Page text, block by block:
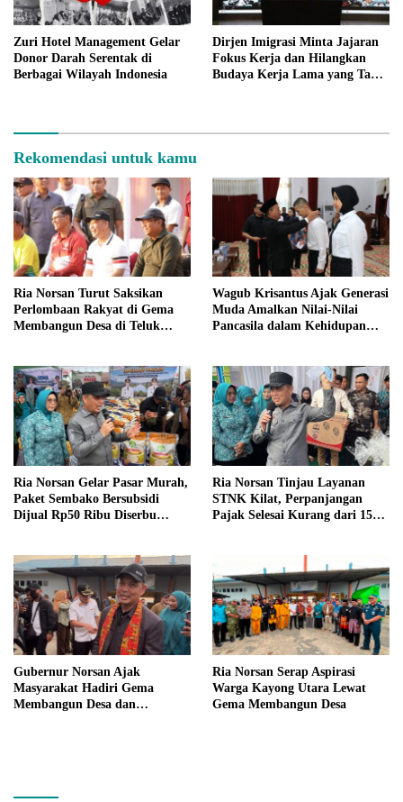
Zuri Hotel Management Gelar
Donor Darah Serentak di
Berbagai Wilayah Indonesia
Dirjen Imigrasi Minta Jajaran
Fokus Kerja dan Hilangkan
Budaya Kerja Lama yang Tak
Rekomendasi untuk kamu
Ria Norsan Turut Saksikan
Perlombaan Rakyat di Gema
Membangun Desa di Teluk
Wagub Krisantus Ajak Generasi
Muda Amalkan Nilai-Nilai
Pancasila dalam Kehidupan
Ria Norsan Gelar Pasar Murah,
Paket Sembako Bersubsidi
Dijual Rp50 Ribu Diserbu
Ria Norsan Tinjau Layanan
STNK Kilat, Perpanjangan
Pajak Selesai Kurang dari 15
Gubernur Norsan Ajak
Masyarakat Hadiri Gema
Membangun Desa dan
Ria Norsan Serap Aspirasi
Warga Kayong Utara Lewat
Gema Membangun Desa